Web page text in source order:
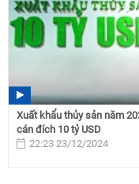
Xuất khẩu thủy sản năm
cán đích 10 tỷ USD
22:23 23/12/2024